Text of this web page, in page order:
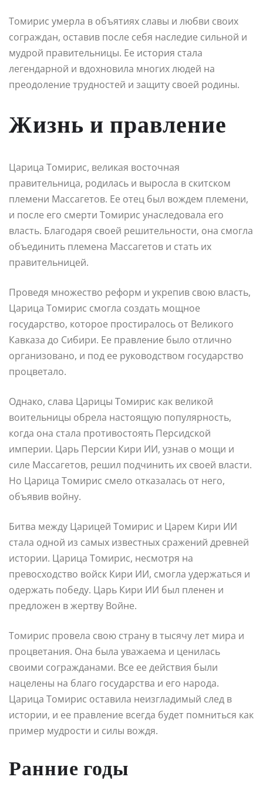
Томирис умерла в объятиях славы и любви своих
сограждан, оставив после себя наследие сильной и
мудрой правительницы. Ее история стала
легендарной и вдохновила многих людей на
преодоление трудностей и защиту своей родины.
Жизнь и правление
Царица Томирис, великая восточная
правительница, родилась и выросла в скитском
племени Массагетов. Ее отец был вождем племени,
и после его смерти Томирис унаследовала его
власть. Благодаря своей решительности, она смогла
объединить племена Массагетов и стать их
правительницей.
Проведя множество реформ и укрепив свою власть,
Царица Томирис смогла создать мощное
государство, которое простиралось от Великого
Кавказа до Сибири. Ее правление было отлично
организовано, и под ее руководством государство
процветало.
Однако, слава Царицы Томирис как великой
воительницы обрела настоящую популярность,
когда она стала противостоять Персидской
империи. Царь Персии Кири ИИ, узнав о мощи и
силе Массагетов, решил подчинить их своей власти.
Но Царица Томирис смело отказалась от него,
объявив войну.
Битва между Царицей Томирис и Царем Кири ИИ
стала одной из самых известных сражений древней
истории. Царица Томирис, несмотря на
превосходство войск Кири ИИ, смогла удержаться и
одержать победу. Царь Кири ИИ был пленен и
предложен в жертву Войне.
Томирис провела свою страну в тысячу лет мира и
процветания. Она была уважаема и ценилась
своими согражданами. Все ее действия были
нацелены на благо государства и его народа.
Царица Томирис оставила неизгладимый след в
истории, и ее правление всегда будет помниться как
пример мудрости и силы вождя.
Ранние годы